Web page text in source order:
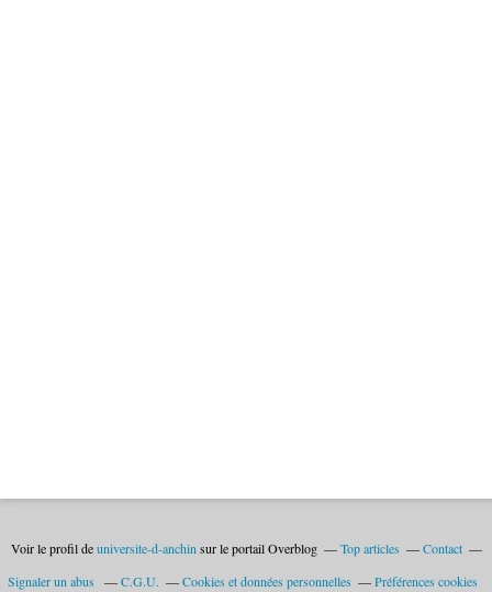
Voir le profil deuniversite-d-anchin sur le portail Overblog Top articles
Contact
Signaler un abus
C.G.U. Cookies et données personnelles Préférences cookies